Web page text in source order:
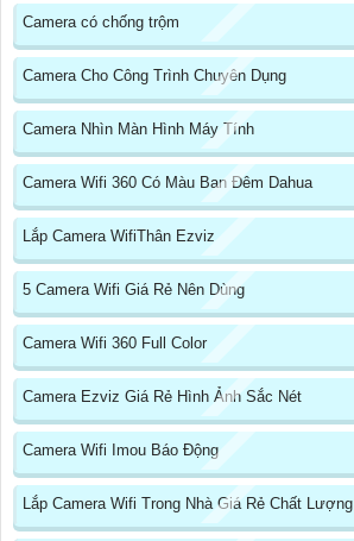
Camera có chống trộm
Camera Cho Công Trình Chuyên Dụng
Camera Nhìn Màn Hình Máy Tính
Camera Wifi 360 Có Màu Ban Đêm Dahua
Lắp Camera WifiThân Ezviz
5 Camera Wifi Giá Rẻ Nên Dùng
Camera Wifi 360 Full Color
Camera Ezviz Giá Rẻ Hình Ảnh Sắc Nét
Camera Wifi Imou Báo Động
Lắp Camera Wifi Trong Nhà Giá Rẻ Chất Lượng